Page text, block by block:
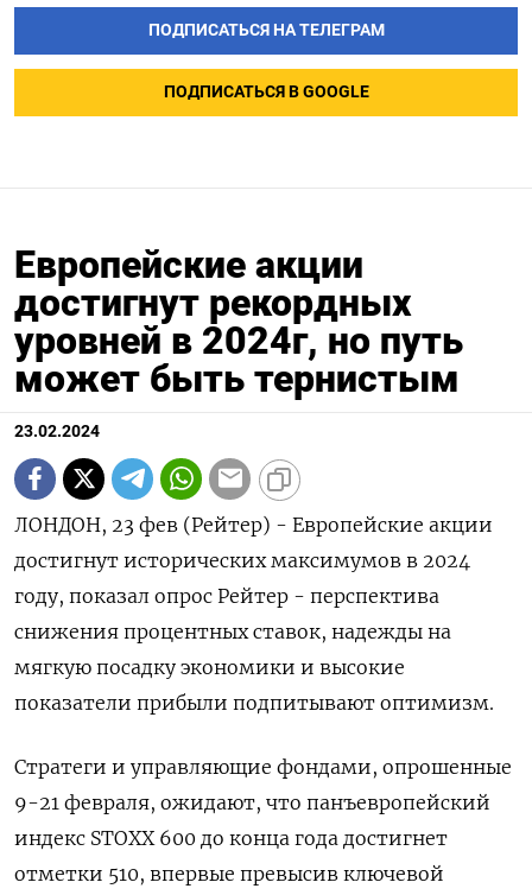
ПОДПИСАТЬСЯ НА ТЕЛЕГРАМ
ПОДПИСАТЬСЯ В GOOGLE
Европейские акции
достигнут рекордных
уровней в 2024г, но путь
может быть тернистым
23.02.2024
ЛОНДОН, 23 фев (Рейтер) - Европейские акции
достигнут исторических максимумов в 2024
году, показал опрос Рейтер - перспектива
снижения процентных ставок, надежды на
мягкую посадку экономики и высокие
показатели прибыли подпитывают оптимизм.
Стратеги и управляющие фондами, опрошенные
9-21 февраля, ожидают, что панъевропейский
индекс STOXX 600 до конца года достигнет
отметки 510, впервые превысив ключевой